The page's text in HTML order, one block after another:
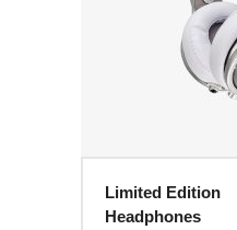
Limited Edition
Headphones